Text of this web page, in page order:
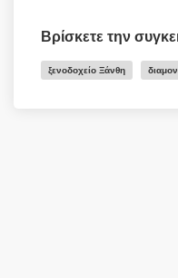
Βρίσκετε την
ξενοδοχείο Ξάνθη